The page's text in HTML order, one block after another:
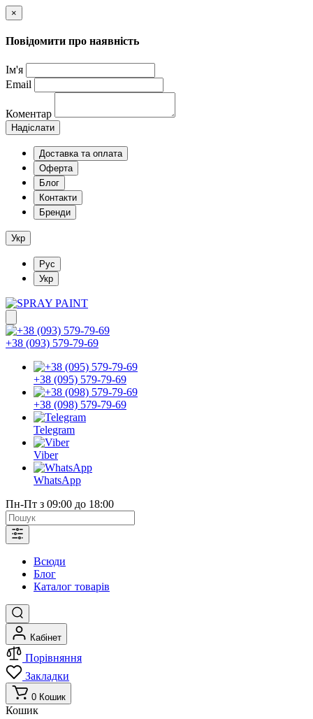
×
Повідомити про наявність
Ім'я
Email
Коментар
Надіслати
Доставка та оплата
Оферта
Блог
Контакти
Бренди
Укр
Рус
Укр
+38 (093) 579-79-69
+38 (095) 579-79-69
+38 (098) 579-79-69
Telegram
Viber
WhatsApp
Пн-Пт з 09:00 до 18:00
Всюди
Блог
Каталог товарів
Кабінет
Порівняння
Закладки
0 Кошик
Кошик